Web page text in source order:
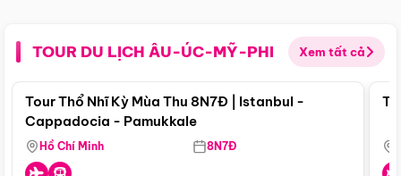
TOUR DU LỊCH ÂU-ÚC-MỸ-PHI Xem tất cả
Điểm nổi bật
Tour Thổ Nhĩ Kỳ Mùa Thu 8N7Đ | Istanbul -
Cappadocia - Pamukkale
Hồ Chí Minh 8N7Đ